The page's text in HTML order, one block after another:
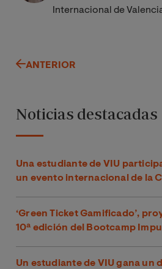
Internacional de
ANTERIOR
Noticias destacadas
Una estudiante de VIU
un evento internacional de la
‘Green Ticket Gamificado’,
10ª edición del Bootcamp
Un estudiante de VIU gana un